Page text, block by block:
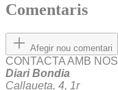
Comentaris
Afegir nou comentari
CONTACTA AMB
Diari Bondia
Callaueta, 4, 1r